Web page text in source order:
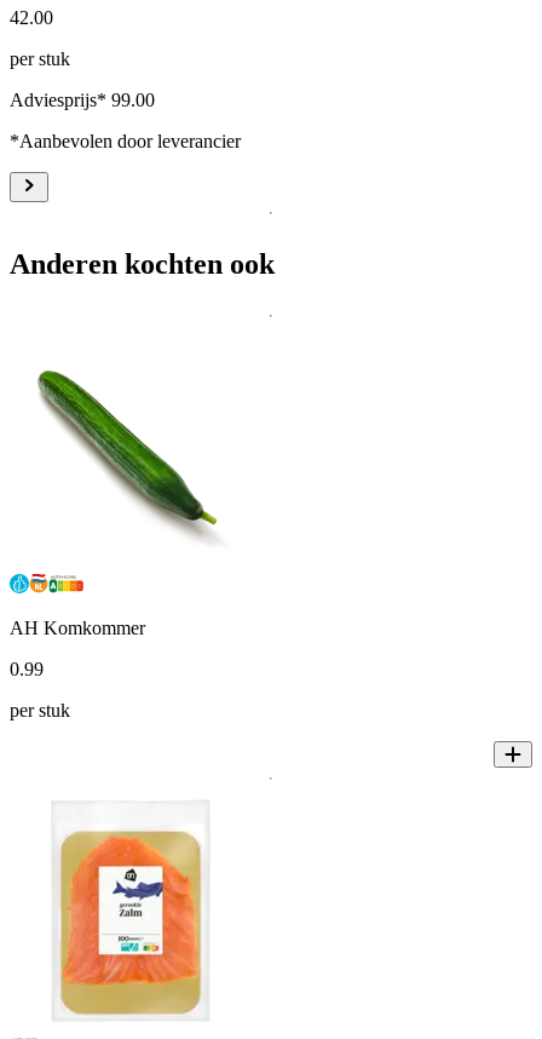
42.00
per stuk
Adviesprijs* 99.00
*Aanbevolen door leverancier
Anderen kochten ook
AH Komkommer
0.99
per stuk